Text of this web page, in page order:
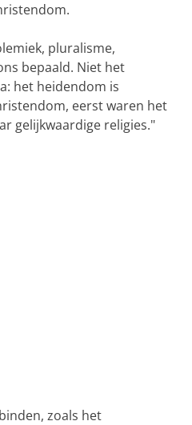
pluralisme,
bepaald. Niet het
het heidendom is
eerst waren het
gelijkwaardige religies."
zoals het